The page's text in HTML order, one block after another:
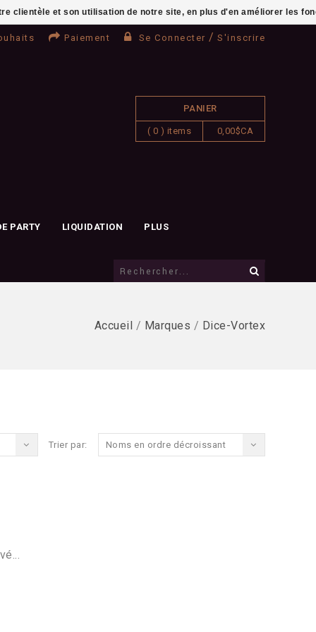
Paiement Se Connecter / S'inscrire
PANIER
( 0 ) items 0,00$CA
PARTY LIQUIDATION PLUS
Accueil / Marques / Dice-Vortex
Trier par: Noms en ordre décroissant
clientèle et son utilisation de notre site, en plus d'en améliorer les